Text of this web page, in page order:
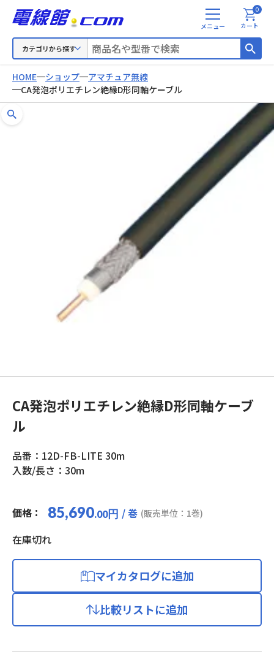
カテゴリから探す
メ
ニ
カート
0
HOME ショップ
アマチュア無線
CA発泡ポリエチレン絶縁D形同軸ケーブル
CA発泡ポリエチレン絶縁D形同軸ケーブ
ル
品番：12D-FB-LITE 30m
入数/長さ：30m
価格： 85,690.00円 / 巻 (販売単位：1巻)
在庫切れ
マイカタログに追加
比較リストに追加